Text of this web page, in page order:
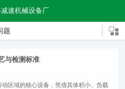
速机械设备厂
题
与检测标准
区域的核心设备，凭借其体积小、负载